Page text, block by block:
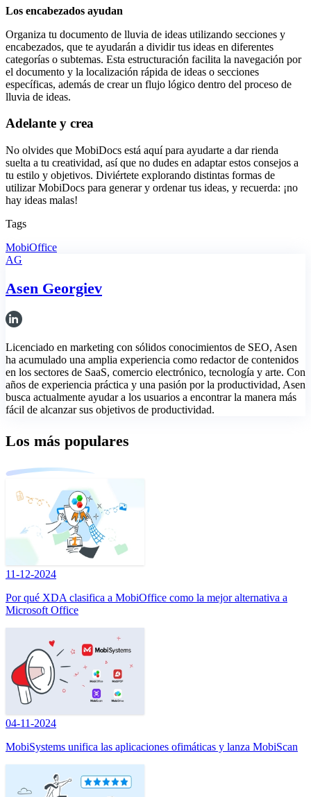
Los encabezados ayudan
Organiza tu documento de lluvia de ideas utilizando secciones y
encabezados, que te ayudarán a dividir tus ideas en diferentes
categorías o subtemas. Esta estructuración facilita la navegación por
el documento y la localización rápida de ideas o secciones
específicas, además de crear un flujo lógico dentro del proceso de
lluvia de ideas.
Adelante y crea
No olvides que MobiDocs está aquí para ayudarte a dar rienda
suelta a tu creatividad, así que no dudes en adaptar estos consejos a
tu estilo y objetivos. Diviértete explorando distintas formas de
utilizar MobiDocs para generar y ordenar tus ideas, y recuerda: ¡no
hay ideas malas!
Tags
MobiOffice
AG
Asen Georgiev
Licenciado en marketing con sólidos conocimientos de SEO, Asen
ha acumulado una amplia experiencia como redactor de contenidos
en los sectores de SaaS, comercio electrónico, tecnología y arte. Con
años de experiencia práctica y una pasión por la productividad, Asen
busca actualmente ayudar a los usuarios a encontrar la manera más
fácil de alcanzar sus objetivos de productividad.
Los más populares
11-12-2024
Por qué XDA clasifica a MobiOffice como la mejor alternativa a
Microsoft Office
04-11-2024
MobiSystems unifica las aplicaciones ofimáticas y lanza MobiScan